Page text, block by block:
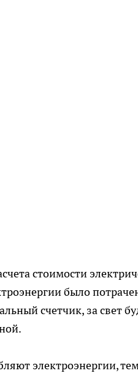
стоимости
было
счетчик, за свет
электроэнергии,